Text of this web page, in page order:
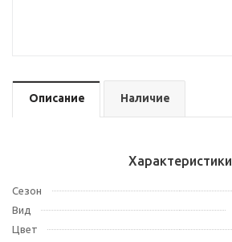
Описание Наличие
Характеристики
Сезон
Вид
Цвет